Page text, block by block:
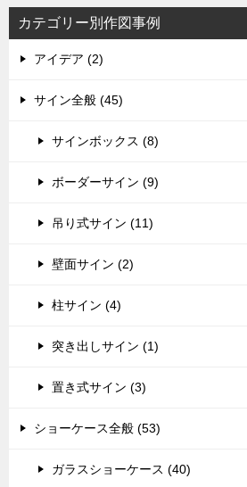
カテゴリー別作図事例
アイデア (2)
サイン全般 (45)
サインボックス (8)
ボーダーサイン (9)
吊り式サイン (11)
壁面サイン (2)
柱サイン (4)
突き出しサイン (1)
置き式サイン (3)
ショーケース全般 (53)
ガラスショーケース (40)